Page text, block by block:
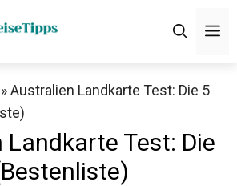
»Australien Landkarte Test: Die 5
Test: Die